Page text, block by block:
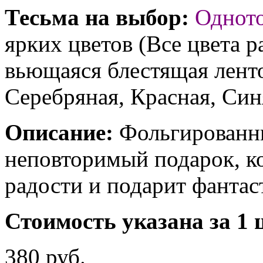
Тесьма на выбор:
ярких цветов (Все цвета
вьющаяся блестящая
Серебряная, Красная,
Описание:
неповторимый подарок,
радости и подарит
Стоимость указана за 1
380 руб.